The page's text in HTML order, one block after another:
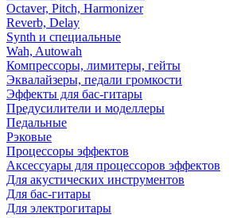
Octaver, Pitch, Harmonizer
Reverb, Delay
Synth и специальные
Wah, Autowah
Компрессоры, лимитеры, гейты
Эквалайзеры, педали громкости
Эффекты для бас-гитары
Предусилители и моделлеры
Педальные
Рэковые
Процессоры эффектов
Аксессуары для процессоров эффектов
Для акустических инструментов
Для бас-гитары
Для электрогитары